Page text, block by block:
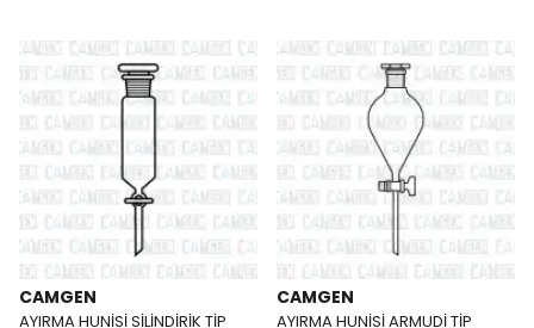
CAMGEN
AYIRMA HUNİSİ SİLİNDİRİK TİP
CAMGEN
AYIRMA HUNİSİ ARMUDİ TİP